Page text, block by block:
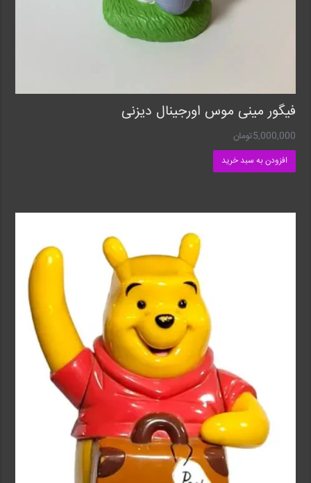
فیگور مینی موس اورجینال دیزنی
5,000,000تومان
افزودن به سبد خرید